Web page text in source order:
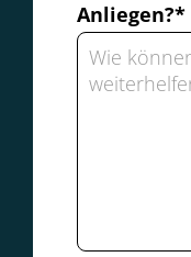
Anliegen?*